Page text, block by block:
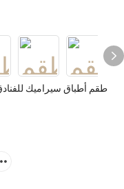
طقم أطباق سيراميك